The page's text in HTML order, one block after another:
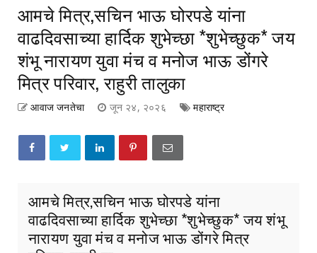
आमचे मित्र,सचिन भाऊ घोरपडे यांना
वाढदिवसाच्या हार्दिक शुभेच्छा *शुभेच्छुक* जय
शंभू नारायण युवा मंच व मनोज भाऊ डोंगरे
मित्र परिवार, राहुरी तालुका
आवाज जनतेचा जून २४, २०२६ महाराष्ट्र
आमचे मित्र,सचिन भाऊ घोरपडे यांना
वाढदिवसाच्या हार्दिक शुभेच्छा *शुभेच्छुक* जय शंभू
नारायण युवा मंच व मनोज भाऊ डोंगरे मित्र